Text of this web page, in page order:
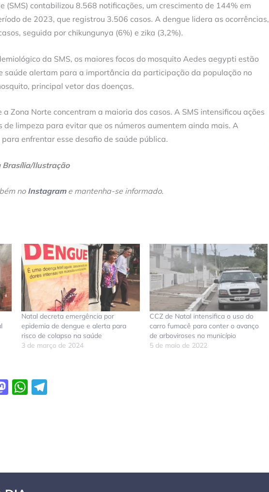
(SMS) contabilizou 8.568 notificações, um crescimento de 144% em
de 2023, que registrou 3.506 casos. A dengue lidera as ocorrências,
seguida por chikungunya (6%) e zika (3,2%).
da SMS, os maiores focos do mosquito Aedes aegypti estão
saúde alertam para a importância da participação da população no
principal vetor das doenças.
a Zona Norte concentram a maioria dos casos. A SMS intensificou ações
de limpeza para evitar que os números aumentem ainda mais. A
enfrentar esse desafio de saúde pública.
Brasília/Ilustração
no Instagrame mantenha-se informado.
Natal decreta emergência por
epidemia de dengue e alerta para
risco de colapso na saúde
3 de março de 2024
CCZ de Natal intensifica o uso do
carro fumacê para conter o avanço
de arboviroses no município
5 de maio de 2022
Mastodon
WhatsApp